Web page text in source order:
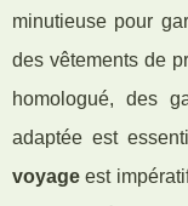
minutieuse pour
des vêtements de
homologué, des
adaptée est
voyage est